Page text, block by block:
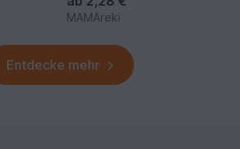
MAMAreki
Entdecke mehr